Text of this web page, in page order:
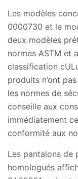
Les modèles
0000730 et le
deux modèles
normes ASTM et
classification
produits n’ont
les normes de
conseille aux
immédiatement
conformité aux
Les pantalons de
homologués